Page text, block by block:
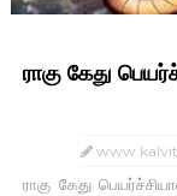
ராகு கேது
ராகு கேது